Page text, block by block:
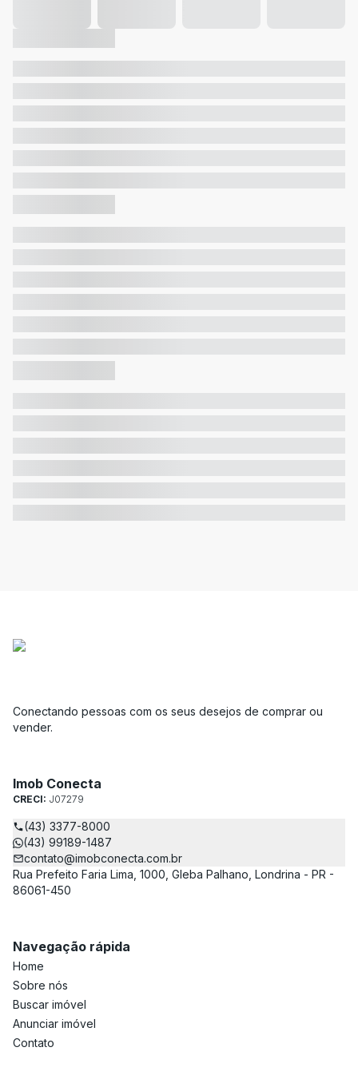
Conectando pessoas com os seus desejos de comprar ou
vender.
Imob Conecta
CRECI: J07279
(43) 3377-8000
(43) 99189-1487
contato@imobconecta.com.br
Rua Prefeito Faria Lima, 1000, Gleba Palhano, Londrina - PR -
86061-450
Navegação rápida
Home
Sobre nós
Buscar imóvel
Anunciar imóvel
Contato